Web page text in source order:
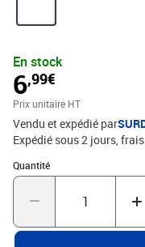
imprimées, couleurs
En stock
6,99€
Prix unitaire HT
Vendu et expédié par
Expédié sous 2 jours,
Quantité
Quantité : 1